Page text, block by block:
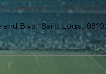
Benachrichtigungen von
Blvd, Saint Louis,